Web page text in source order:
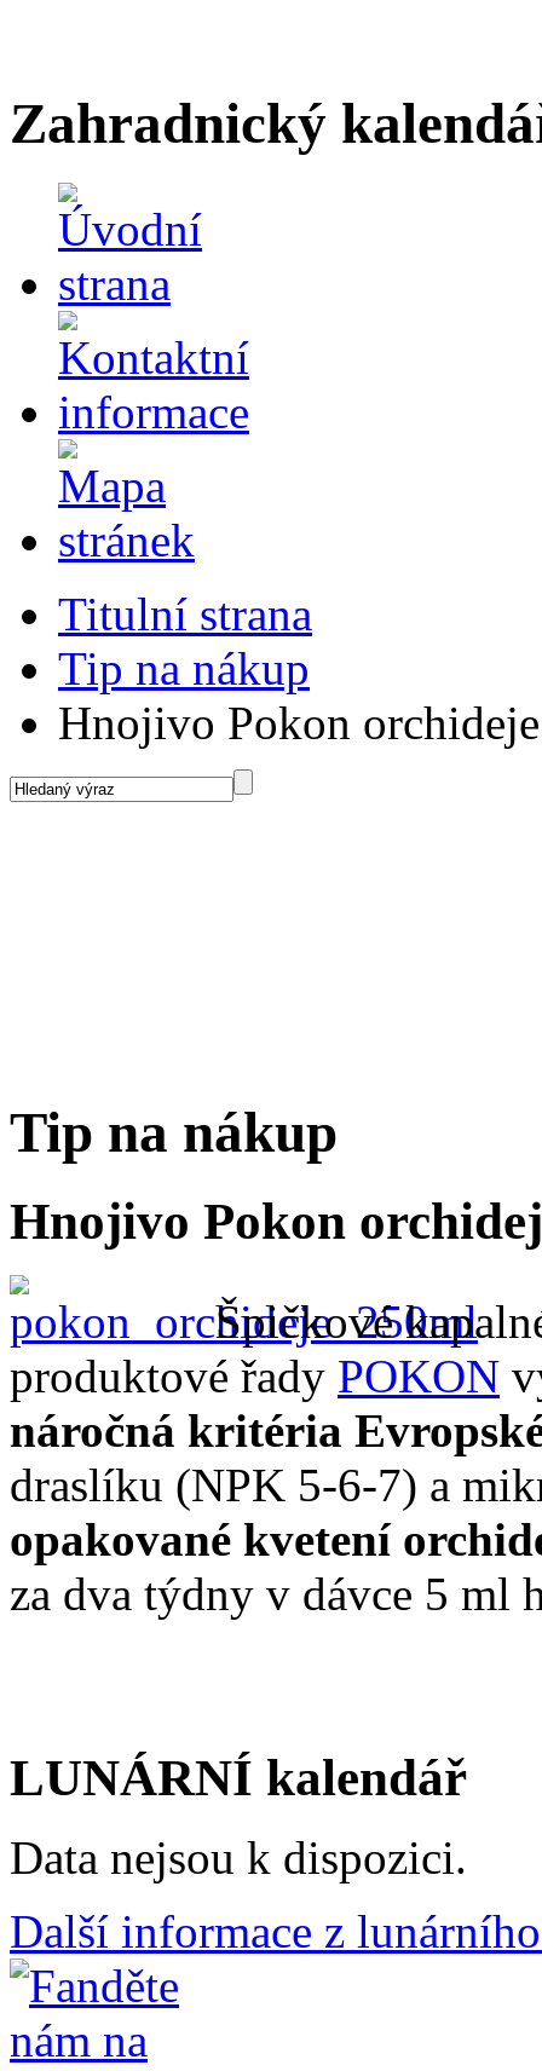
Zahradnický
Titulní strana
Tip na nákup
Hnojivo Pokon orchideje
Tip na nákup
Hnojivo Pokon
Špičkové
produktové řady POKON
náročná kritéria
draslíku (NPK 5-6-7) a
opakované kvetení
za dva týdny v dávce 5 ml
LUNÁRNÍ kalendář
Data nejsou k dispozici.
Další informace z